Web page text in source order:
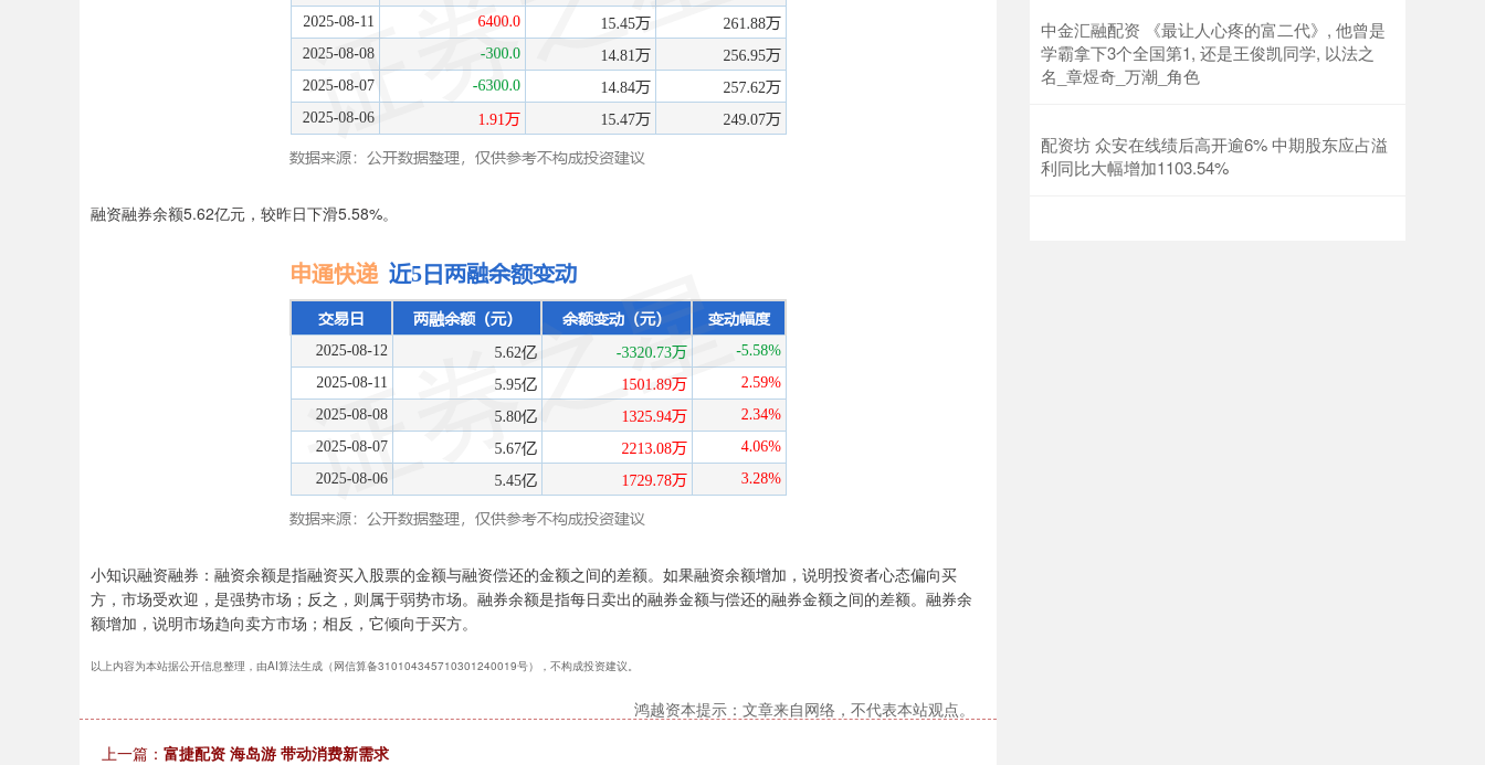
融资融券余额5.62亿元，较昨日下滑5.58%。
小知识融资融券：融资余额是指融资买入股票的金额与融资偿还的金额之间的差额。如果融资余额增加，说明投资者心态偏向买
方，市场受欢迎，是强势市场；反之，则属于弱势市场。融券余额是指每日卖出的融券金额与偿还的融券金额之间的差额。融券余
额增加，说明市场趋向卖方市场；相反，它倾向于买方。
以上内容为本站据公开信息整理，由AI算法生成（网信算备310104345710301240019号），不构成投资建议。
鸿越资本提示：文章来自网络，不代表本站观点。
上一篇： 富捷配资 海岛游 带动消费新需求
中金汇融配资 《最让人心疼的富二代》, 他曾是
学霸拿下3个全国第1, 还是王俊凯同学, 以法之
名_章煜奇_万潮_角色
配资坊 众安在线绩后高开逾6% 中期股东应占溢
利同比大幅增加1103.54%